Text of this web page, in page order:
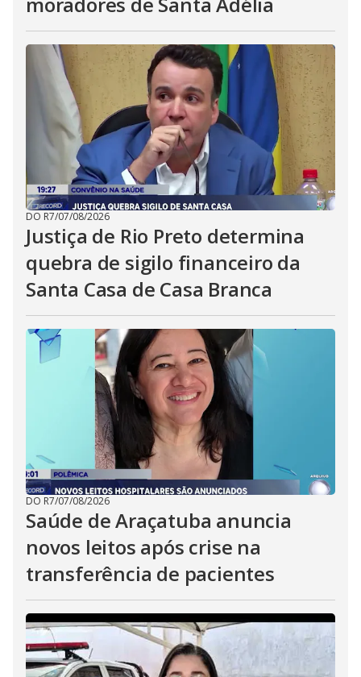
DO R7/07/08/2026
Justiça de Rio Preto determina
quebra de sigilo financeiro da
Santa Casa de Casa Branca
DO R7/07/08/2026
Saúde de Araçatuba anuncia
novos leitos após crise na
transferência de pacientes